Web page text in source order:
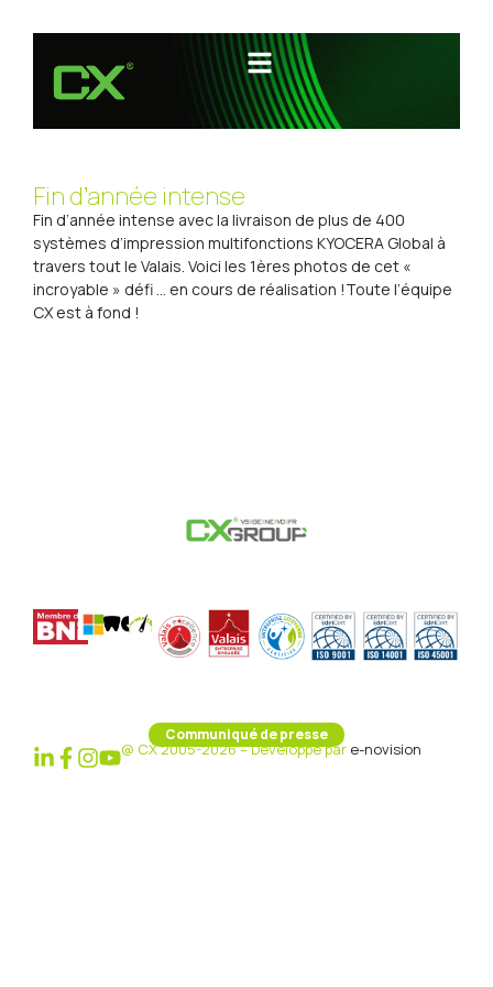
Fin d’année intense
Fin d’année intense avec la livraison de plus de 400
systèmes d’impression multifonctions KYOCERA Global à
travers tout le Valais. Voici les 1ères photos de cet «
incroyable » défi … en cours de réalisation !Toute l’équipe
CX est à fond !
@ CX 2005-2026 – Développé par e-novision
Communiqué de presse